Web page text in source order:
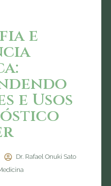
e
e Usos
Dr. Rafael Onuki Sato